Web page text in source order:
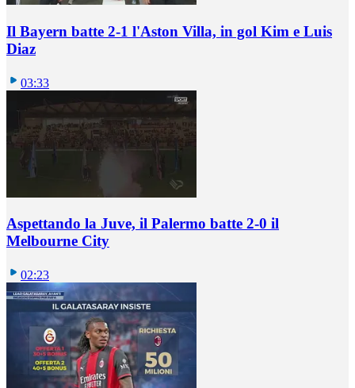
Il Bayern batte 2-1 l'Aston Villa, in gol Kim e Luis
Diaz
03:33
Aspettando la Juve, il Palermo batte 2-0 il
Melbourne City
02:23